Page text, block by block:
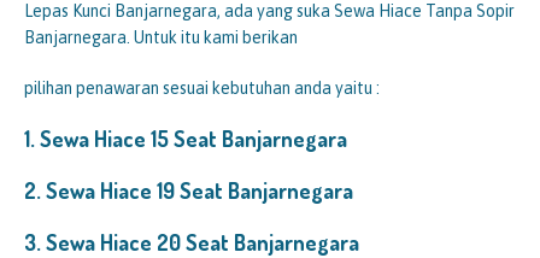
Lepas Kunci Banjarnegara, ada yang suka Sewa Hiace Tanpa Sopir
Banjarnegara. Untuk itu kami berikan
pilihan penawaran sesuai kebutuhan anda yaitu :
1.Sewa Hiace 15 Seat Banjarnegara
2.Sewa Hiace 19 Seat Banjarnegara
3.Sewa Hiace 20 Seat Banjarnegara